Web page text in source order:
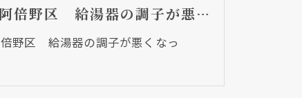
大阪市阿倍野区 給湯器の調子が悪くなって・・・
野区 給湯器の調子が悪くなっ